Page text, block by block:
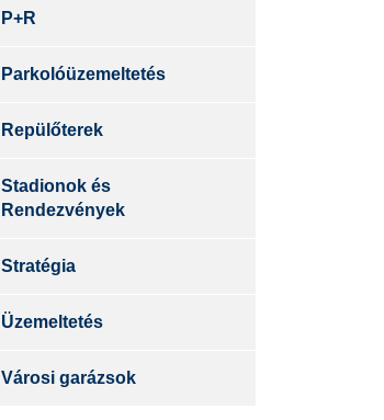
P+R
Parkolóüzemeltetés
Repülőterek
Stadionok és
Rendezvények
Stratégia
Üzemeltetés
Városi garázsok